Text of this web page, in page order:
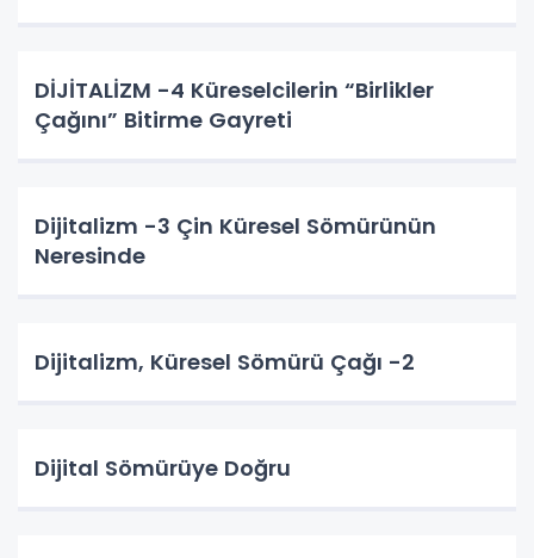
DİJİTALİZM -4 Küreselcilerin “Birlikler
Çağını” Bitirme Gayreti
Dijitalizm -3 Çin Küresel Sömürünün
Neresinde
Dijitalizm, Küresel Sömürü Çağı -2
Dijital Sömürüye Doğru